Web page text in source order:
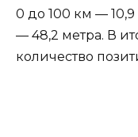
0 до 100 км —
— 48,2 метра. В
количество